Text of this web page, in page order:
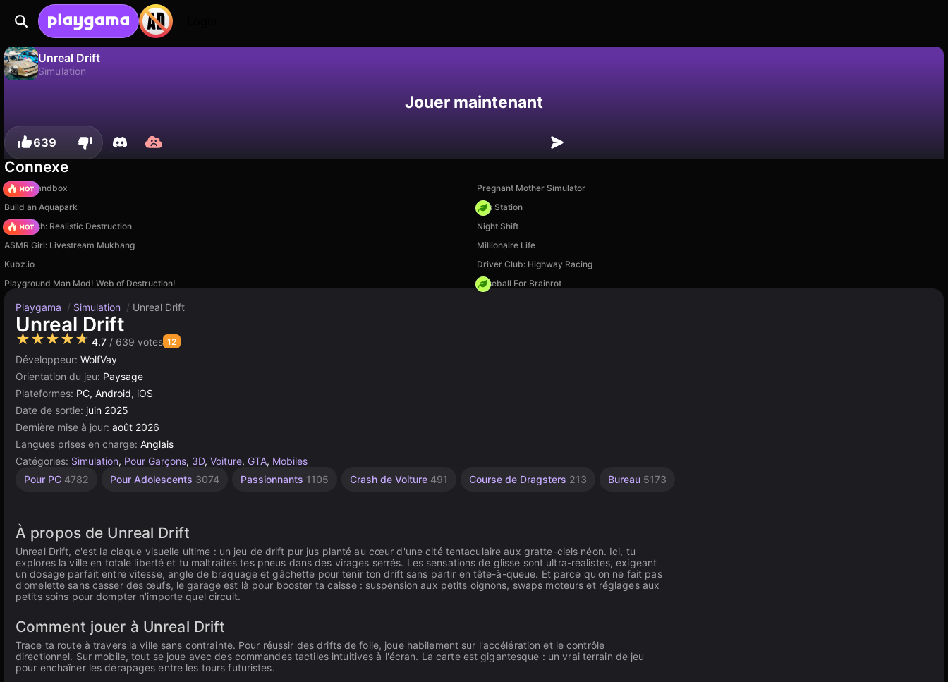
Unreal Drift
Simulation
Jouer maintenant
639
Connexe
Melon Sandbox
Pregnant Mother Simulator
Build an Aquapark
Gas Station
Car Crush: Realistic Destruction
Night Shift
ASMR Girl: Livestream Mukbang
Millionaire Life
Kubz.io
Driver Club: Highway Racing
Playground Man Mod! Web of Destruction!
Baseball For Brainrot
Playgama / Simulation / Unreal Drift
Unreal Drift
★★★★★ 4.7 / 639 votes 12
Développeur: WolfVay
Orientation du jeu: Paysage
Plateformes: PC, Android, iOS
Date de sortie: juin 2025
Dernière mise à jour: août 2026
Langues prises en charge: Anglais
Catégories: Simulation, Pour Garçons, 3D, Voiture, GTA, Mobiles
Pour PC 4782 Pour Adolescents 3074 Passionnants 1105 Crash de Voiture 491 Course de Dragsters 213 Bureau 5173
Voitures
Haute
Navigateur
Unity
À propos de Unreal Drift
Unreal Drift, c'est la claque visuelle ultime : un jeu de drift pur jus planté au cœur d'une cité tentaculaire aux gratte-ciels néon. Ici, tu
explores la ville en totale liberté et tu maltraites tes pneus dans des virages serrés. Les sensations de glisse sont ultra-réalistes, exigeant
un dosage parfait entre vitesse, angle de braquage et gâchette pour tenir ton drift sans partir en tête-à-queue. Et parce qu'on ne fait pas
d'omelette sans casser des œufs, le garage est là pour booster ta caisse : suspension aux petits oignons, swaps moteurs et réglages aux
petits soins pour dompter n'importe quel circuit.
Comment jouer à Unreal Drift
Trace ta route à travers la ville sans contrainte. Pour réussir des drifts de folie, joue habilement sur l'accélération et le contrôle
directionnel. Sur mobile, tout se joue avec des commandes tactiles intuitives à l'écran. La carte est gigantesque : un vrai terrain de jeu
pour enchaîner les dérapages entre les tours futuristes.